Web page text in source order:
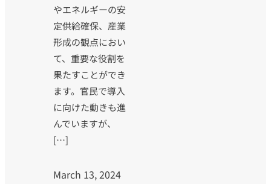
やエネルギーの安
定供給確保、産業
形成の観点におい
て、重要な役割を
果たすことができ
ます。官民で導入
に向けた動きも進
んでいますが、
[…]
March 13, 2024